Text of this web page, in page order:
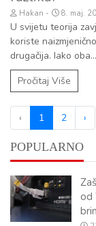
Hakan 8. maj.
U svijetu teorija
koriste
drugačija. Iako oba...
Pročitaj Više
‹ 1 2 ›
POPULARNO
od